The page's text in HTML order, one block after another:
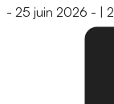
- 25 juin 2026 -